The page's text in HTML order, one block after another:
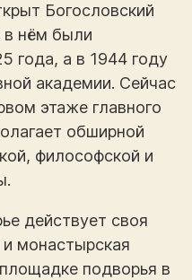
Богословский
в нём были
года, а в 1944 году
академии. Сейчас
этаже главного
обширной
философской и
действует своя
и монастырская
подворья в